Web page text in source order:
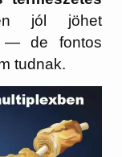
jól jöhet
de fontos
tudnak.